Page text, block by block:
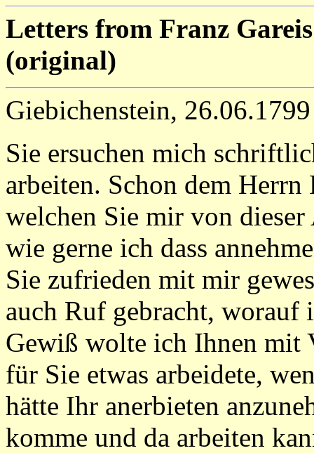
Letters from Franz
(original)
Giebichenstein, 26.06.1799
Sie ersuchen mich
arbeiten. Schon dem
welchen Sie mir von
wie gerne ich dass
Sie zufrieden mit mir
auch Ruf gebracht, worauf
Gewiß wolte ich Ihnen mit
für Sie etwas arbeidete,
hätte Ihr anerbieten
komme und da arbeiten